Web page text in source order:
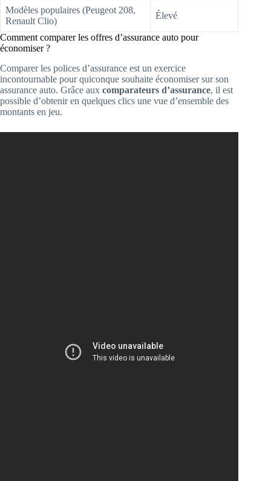
Modèles populaires (Peugeot 208,
Renault Clio)
Élevé
Comment comparer les offres d’assurance auto pour
économiser ?
Comparer les polices d’assurance est un exercice
incontournable pour quiconque souhaite économiser sur son
assurance auto. Grâce aux comparateurs d’assurance, il est
possible d’obtenir en quelques clics une vue d’ensemble des
montants en jeu.